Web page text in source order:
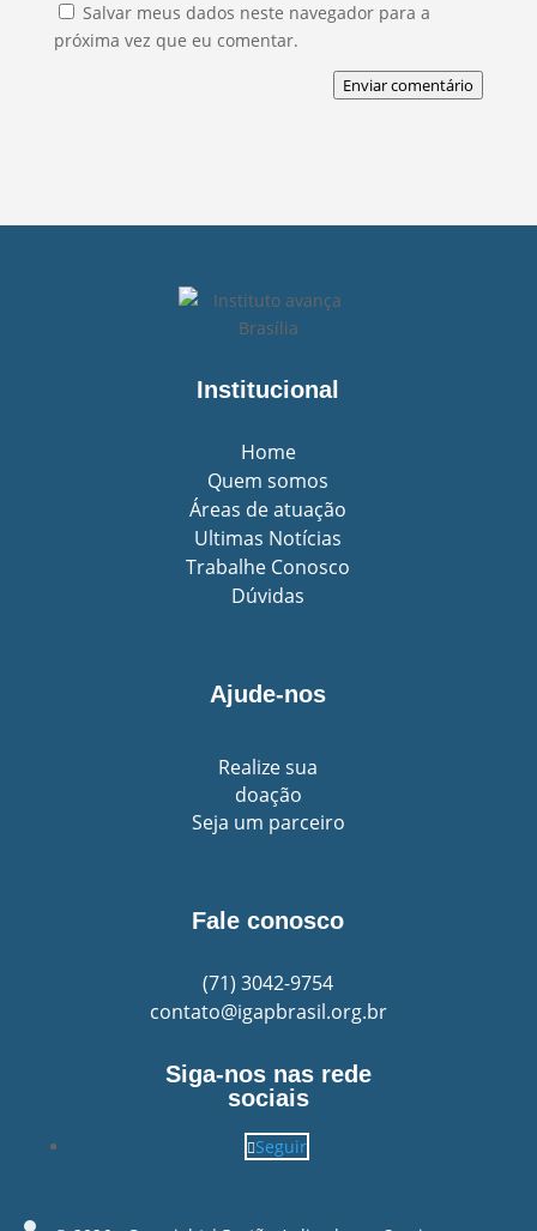
Salvar meus dados neste navegador para a
próxima vez que eu comentar.
Enviar comentário
Institucional
Home
Quem somos
Áreas de atuação
Ultimas Notícias
Trabalhe Conosco
Dúvidas
Ajude-nos
Realize sua
doação
Seja um parceiro
Fale conosco
(71)3042-9754
contato@igapbrasil.org.br
Siga-nos nas rede
sociais
Seguir